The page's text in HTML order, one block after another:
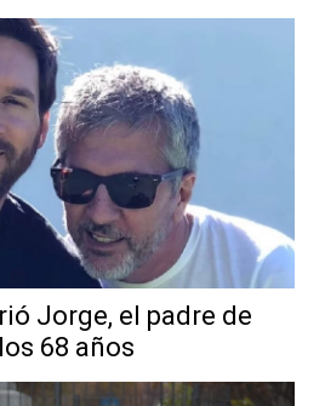
Jorge, el padre de
68 años